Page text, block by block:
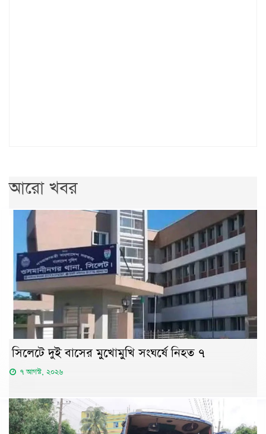
আরো খবর
সিলেটে দুই বাসের মুখোমুখি সংঘর্ষে নিহত ৭
৭ আগস্ট, ২০২৬